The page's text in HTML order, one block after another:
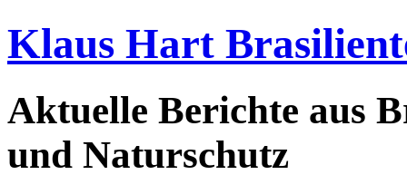
Klaus Hart
Aktuelle Berichte aus
und Naturschutz